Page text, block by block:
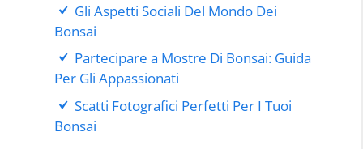
Gli Aspetti Sociali Del Mondo Dei
Bonsai
Partecipare a Mostre Di Bonsai: Guida
Per Gli Appassionati
Scatti Fotografici Perfetti Per I Tuoi
Bonsai